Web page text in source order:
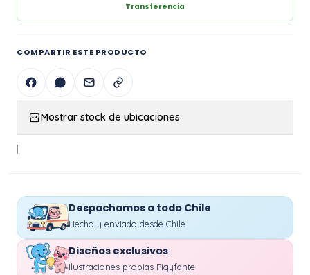
Transferencia
COMPARTIR ESTE PRODUCTO
Mostrar stock de ubicaciones
|
Despachamos a todo Chile
Hecho y enviado desde Chile
Diseños exclusivos
Ilustraciones propias Pigyfante